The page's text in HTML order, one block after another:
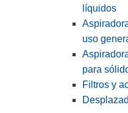
líquidos
uso
para
Filtros y